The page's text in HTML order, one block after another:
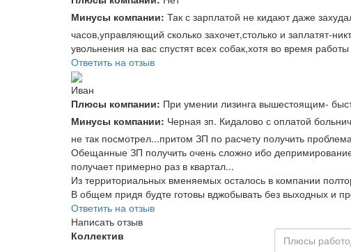
Минусы компании: Так с зарплатой не кидают даже
часов,управляющий сколько захочет,столько и заплатят-
увольнения на вас спустят всех собак,хотя во время
Ответить на отзыв
Иван
Плюсы компании: При умении лизинга вышестоящим-
Минусы компании: Черная зп. Кидалово с оплатой
не так посмотрел...притом ЗП по расчету получить
Обещанные ЗП получить очень сложно ибо
получает примерно раз в квартал...
Из территориальных вменяемых осталось в компании
В общем придя будте готовы вджобывать без выходных и
Ответить на отзыв
Написать отзыв
Коллектив